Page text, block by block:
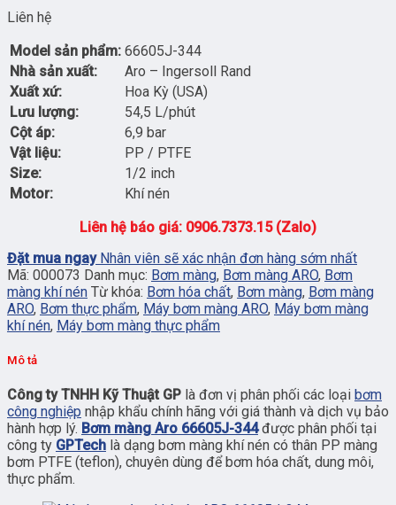
Liên hệ
Model sản phẩm: 66605J-344
Nhà sản xuất:
Aro – Ingersoll Rand
Xuất xứ:
Hoa Kỳ (USA)
Lưu lượng:
54,5 L/phút
Cột áp:
6,9 bar
Vật liệu:
PP / PTFE
Size:
1/2 inch
Motor:
Khí nén
Liên hệ báo giá: 0906.7373.15 (Zalo)
Đặt mua ngay Nhân viên sẽ xác nhận đơn hàng sớm nhất
Mã: 000073 Danh mục: Bơm màng, Bơm màng ARO, Bơm
màng khí nén Từ khóa: Bơm hóa chất, Bơm màng, Bơm màng
ARO, Bơm thực phẩm, Máy bơm màng ARO, Máy bơm màng
khí nén, Máy bơm màng thực phẩm
Mô tả
Công ty TNHH Kỹ Thuật GP là đơn vị phân phối các loại bơm
công nghiệp nhập khẩu chính hãng với giá thành và dịch vụ bảo
hành hợp lý. Bơm màng Aro 66605J-344được phân phối tại
công ty GPTech là dạng bơm màng khí nén có thân PP màng
bơm PTFE (teflon), chuyên dùng để bơm hóa chất, dung môi,
thực phẩm.